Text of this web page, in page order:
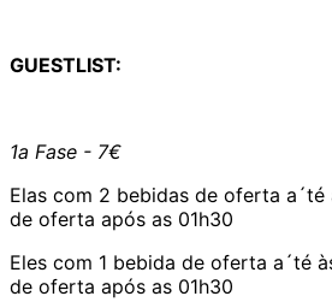
GUESTLIST:
1a Fase - 7€
Elas com 2 bebidas de oferta a´té
de oferta após as 01h30
Eles com 1 bebida de oferta a´té
de oferta após as 01h30